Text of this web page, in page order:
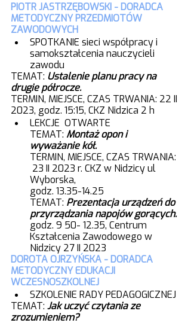
PIOTR JASTRZĘBOWSKI - DORADCA
METODYCZNY PRZEDMIOTÓW
ZAWODOWYCH
SPOTKANIE sieci współpracy i
samokształcenia nauczycieli
zawodu
TEMAT: Ustalenie planu pracy na
drugie półrocze.
TERMIN, MIEJSCE, CZAS TRWANIA: 22 II
2023, godz. 15:15, CKZ Nidzica 2 h
LEKCJE  OTWARTE
TEMAT: Montaż opon i
wyważanie kół.
TERMIN, MIEJSCE, CZAS TRWANIA:
23 II 2023 r. CKZ w Nidzicy ul
Wyborska,
godz. 13.35-14.25
TEMAT: Prezentacja urządzeń do
przyrządzania napojów gorących.
godz. 9 50- 12.35, Centrum
Kształcenia Zawodowego w
Nidzicy 27 II 2023
DOROTA OJRZYŃSKA - DORADCA
METODYCZNY EDUKACJI
WCZESNOSZKOLNEJ
SZKOLENIE RADY PEDAGOGICZNEJ
TEMAT: Jak uczyć czytania ze
zrozumieniem?